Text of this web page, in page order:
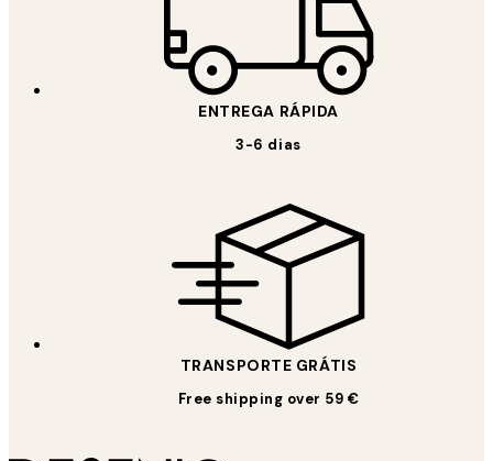
ENTREGA RÁPIDA
3-6 dias
TRANSPORTE GRÁTIS
Free shipping over 59 €